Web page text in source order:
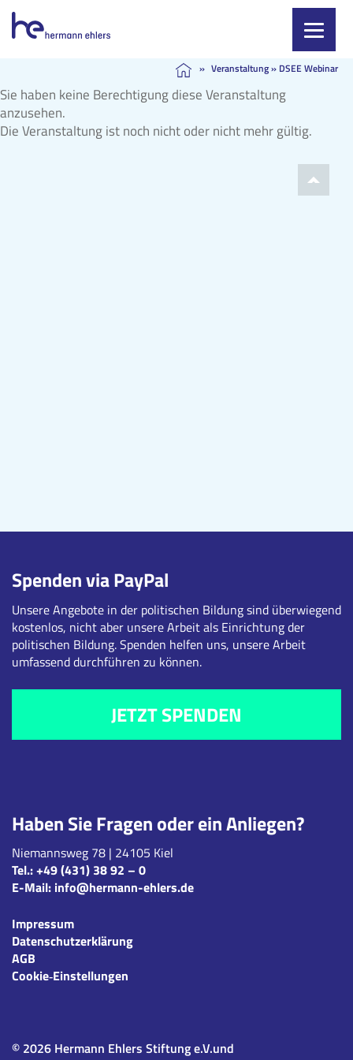
content
» Veranstaltung» DSEE Webinar
Sie haben keine Berechtigung diese Veranstaltung
anzusehen.
Die Veranstaltung ist noch nicht oder nicht mehr gültig.
Haben Sie Fragen oder ein Anliegen?
Niemannsweg 78 | 24105 Kiel
Tel.:+49 (431) 38 92 – 0
E-Mail: info@hermann-ehlers.de
Impressum
Datenschutzerklärung
AGB
Cookie‑Einstellungen
Spenden via PayPal
Unsere Angebote in der politischen Bildung sind überwiegend
kostenlos, nicht aber unsere Arbeit als Einrichtung der
politischen Bildung. Spenden helfen uns, unsere Arbeit
umfassend durchführen zu können.
JETZT SPENDEN
© 2026 Hermann Ehlers Stiftung e.V.und